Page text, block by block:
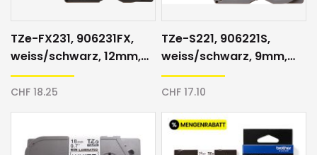
TZe-FX231, 906231FX,
weiss/schwarz, 12mm,
Schriftband
CHF 18.25
TZe-S221, 906221S,
weiss/schwarz, 9mm,
Schriftband
CHF 17.10